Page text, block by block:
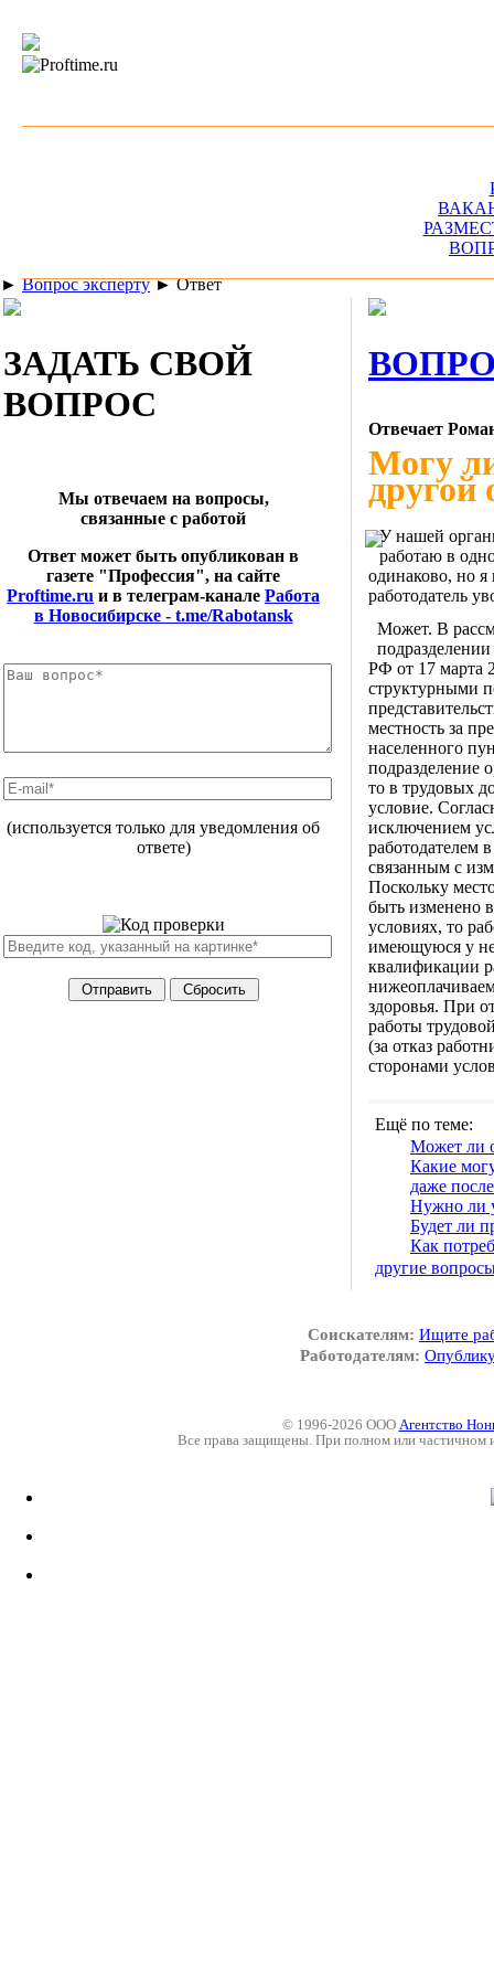
► Вопрос эксперту►Ответ
ЗАДАТЬ СВОЙ
ВОПРОС
Мы отвечаем на вопросы,
связанные с работой
Ответ может быть опубликован в
газете "Профессия", на сайте
Proftime.ru и в телеграм-канале Работа
в Новосибирске - t.me/Rabotansk
(используется только для уведомления об
ответе)
Отвечает
Могу
другой
У нашей
работаю в
одинаково, но
работодатель
Может. В
РФ от 17 марта
структурными
местность за
населенного
подразделение
то в трудовых
условие.
исключением
работодателем
связанным с
Поскольку
быть изменено
условиях, то
имеющуюся у
квалификации
здоровья. При
работы
(за отказ
сторонами
Ещё по теме:
Может ли
Какие
даже
Нужно ли
Будет ли
Как
другие
Соискателям: Ищите
Работодателям:
© 1996-2026 ООО Агентство
Все права защищены. При полном или частичном